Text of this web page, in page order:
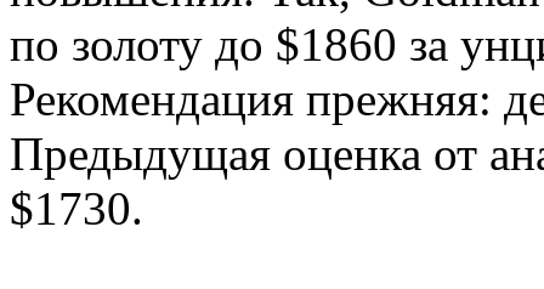
по золоту до $1860 за
Рекомендация прежняя:
Предыдущая оценка от
$1730.